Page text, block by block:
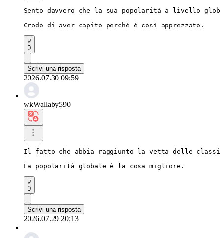
Sento davvero che la sua popolarità a livello
Credo di aver capito perché è così apprezzato.
0
Scrivi una risposta
2026.07.30 09:59
wkWallaby590
Il fatto che abbia raggiunto la vetta delle
La popolarità globale è la cosa migliore.
0
Scrivi una risposta
2026.07.29 20:13